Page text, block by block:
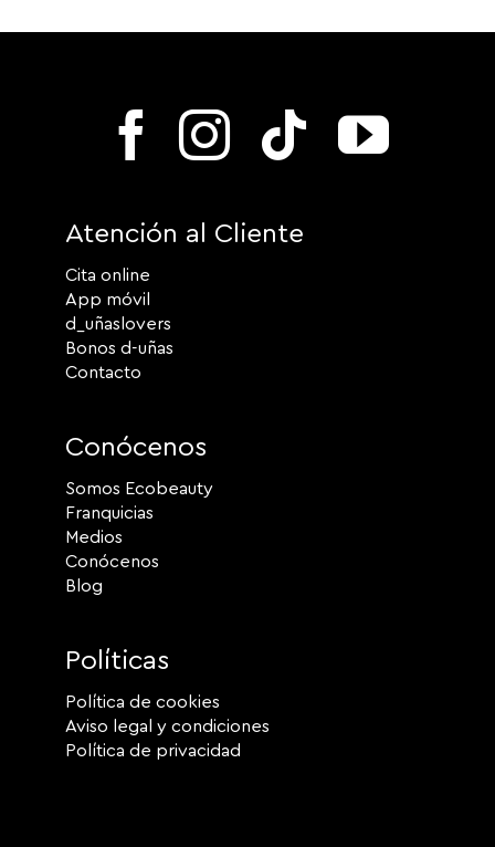
Atención al Cliente
Cita online
App móvil
d_uñaslovers
Bonos d-uñas
Contacto
Conócenos
Somos Ecobeauty
Franquicias
Medios
Conócenos
Blog
Políticas
Política de cookies
Aviso legal y condiciones
Política de privacidad